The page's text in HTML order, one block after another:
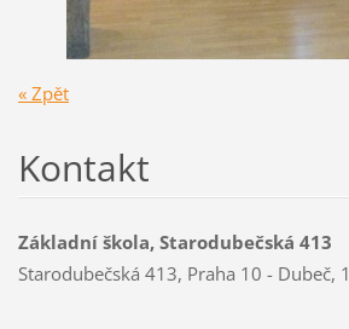
« Zpět
Kontakt
Základní škola, Starodubečská 413
Starodubečská 413, Praha 10 - Dubeč,